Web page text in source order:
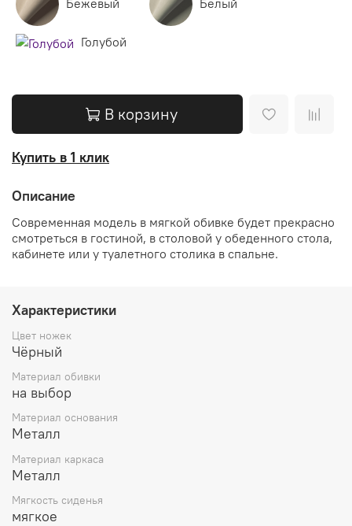
Голубой
В корзину
Купить в 1 клик
Описание
Современная модель в мягкой обивке будет прекрасно
смотреться в гостиной, в столовой у обеденного стола,
кабинете или у туалетного столика в спальне.
Характеристики
Цвет ножек
Чёрный
Материал обивки
на выбор
Материал основания
Металл
Материал каркаса
Металл
Мягкость сиденья
мягкое